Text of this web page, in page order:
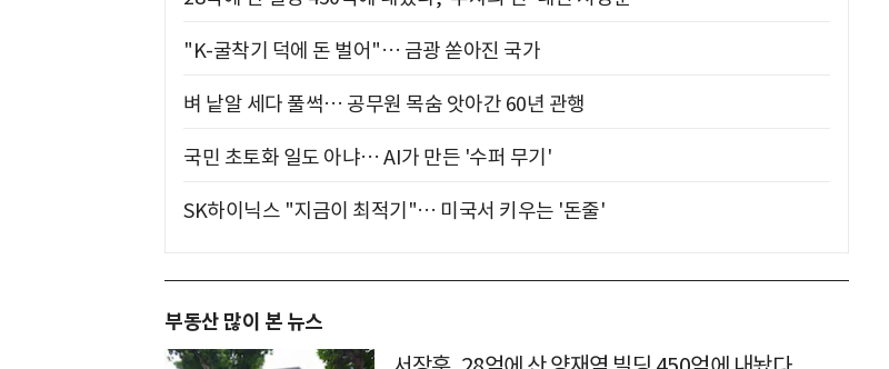
"K-굴착기 덕에 돈 벌어"… 금광 쏟아진 국가
벼 낱알 세다 풀썩… 공무원 목숨 앗아간 60년 관행
국민 초토화 일도 아냐… AI가 만든 '수퍼 무기'
SK하이닉스 "지금이 최적기"… 미국서 키우는 '돈줄'
부동산 많이 본 뉴스